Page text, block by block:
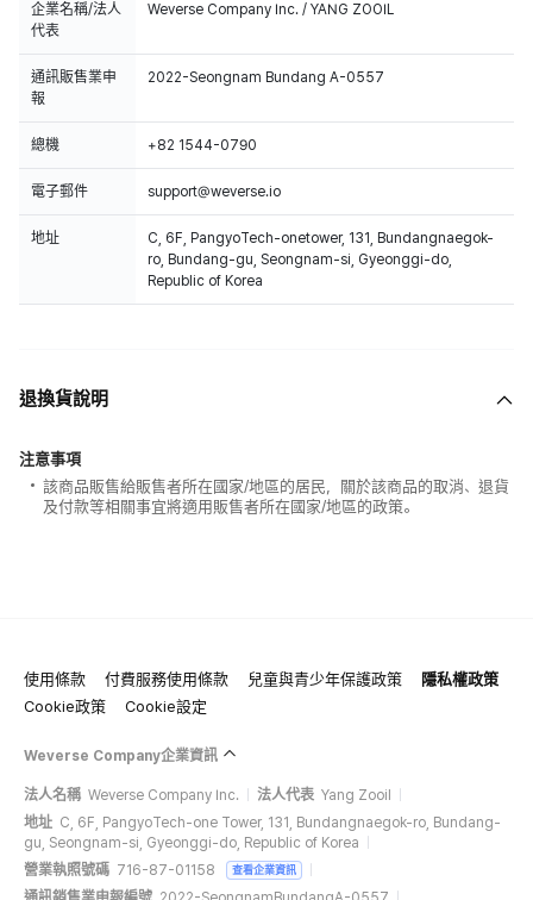
企業名稱/法人
代表
Weverse Company Inc. / YANG ZOOIL
通訊販售業申
報
2022-Seongnam Bundang A-0557
總機 +82 1544-0790
電子郵件 support@weverse.io
地址
C, 6F, PangyoTech-onetower, 131, Bundangnaegok-
ro, Bundang-gu, Seongnam-si, Gyeonggi-do,
Republic of Korea
退換貨說明
注意事項
該商品販售給販售者所在國家/地區的居民，關於該商品的取消、退貨
及付款等相關事宜將適用販售者所在國家/地區的政策。
使用條款 付費服務使用條款 兒童與青少年保護政策
隱私權政策
Cookie政策
Cookie設定
Weverse Company企業資訊
法人名稱 Weverse Company Inc. 法人代表 Yang Zooil
地址 C, 6F, PangyoTech-one Tower, 131, Bundangnaegok-ro, Bundang-
gu, Seongnam-si, Gyeonggi-do, Republic of Korea
營業執照號碼 716-87-01158 查看企業資訊